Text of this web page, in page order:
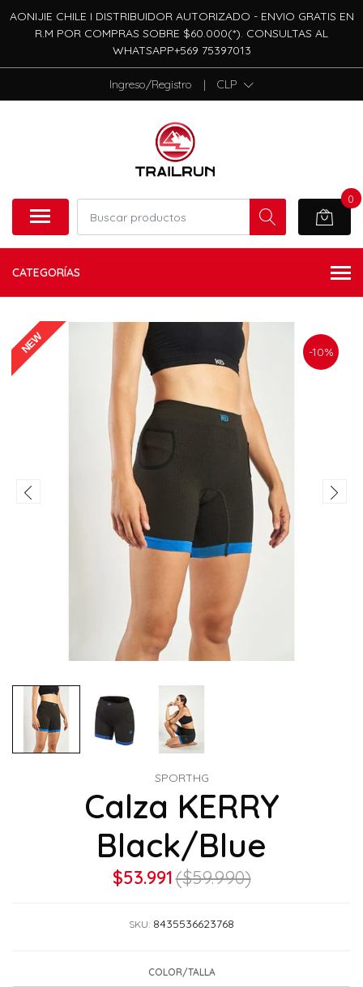
AONIJIE CHILE I DISTRIBUIDOR AUTORIZADO - ENVIO GRATIS EN
R.M POR COMPRAS SOBRE $60.000(*). CONSULTAS AL
WHATSAPP+569 75397013
Ingreso/Registro | CLP
0
CATEGORÍAS
-10%
NEW
SPORTHG
Calza KERRY
Black/Blue
$53.991($59.990)
SKU: 8435536623768
COLOR/TALLA